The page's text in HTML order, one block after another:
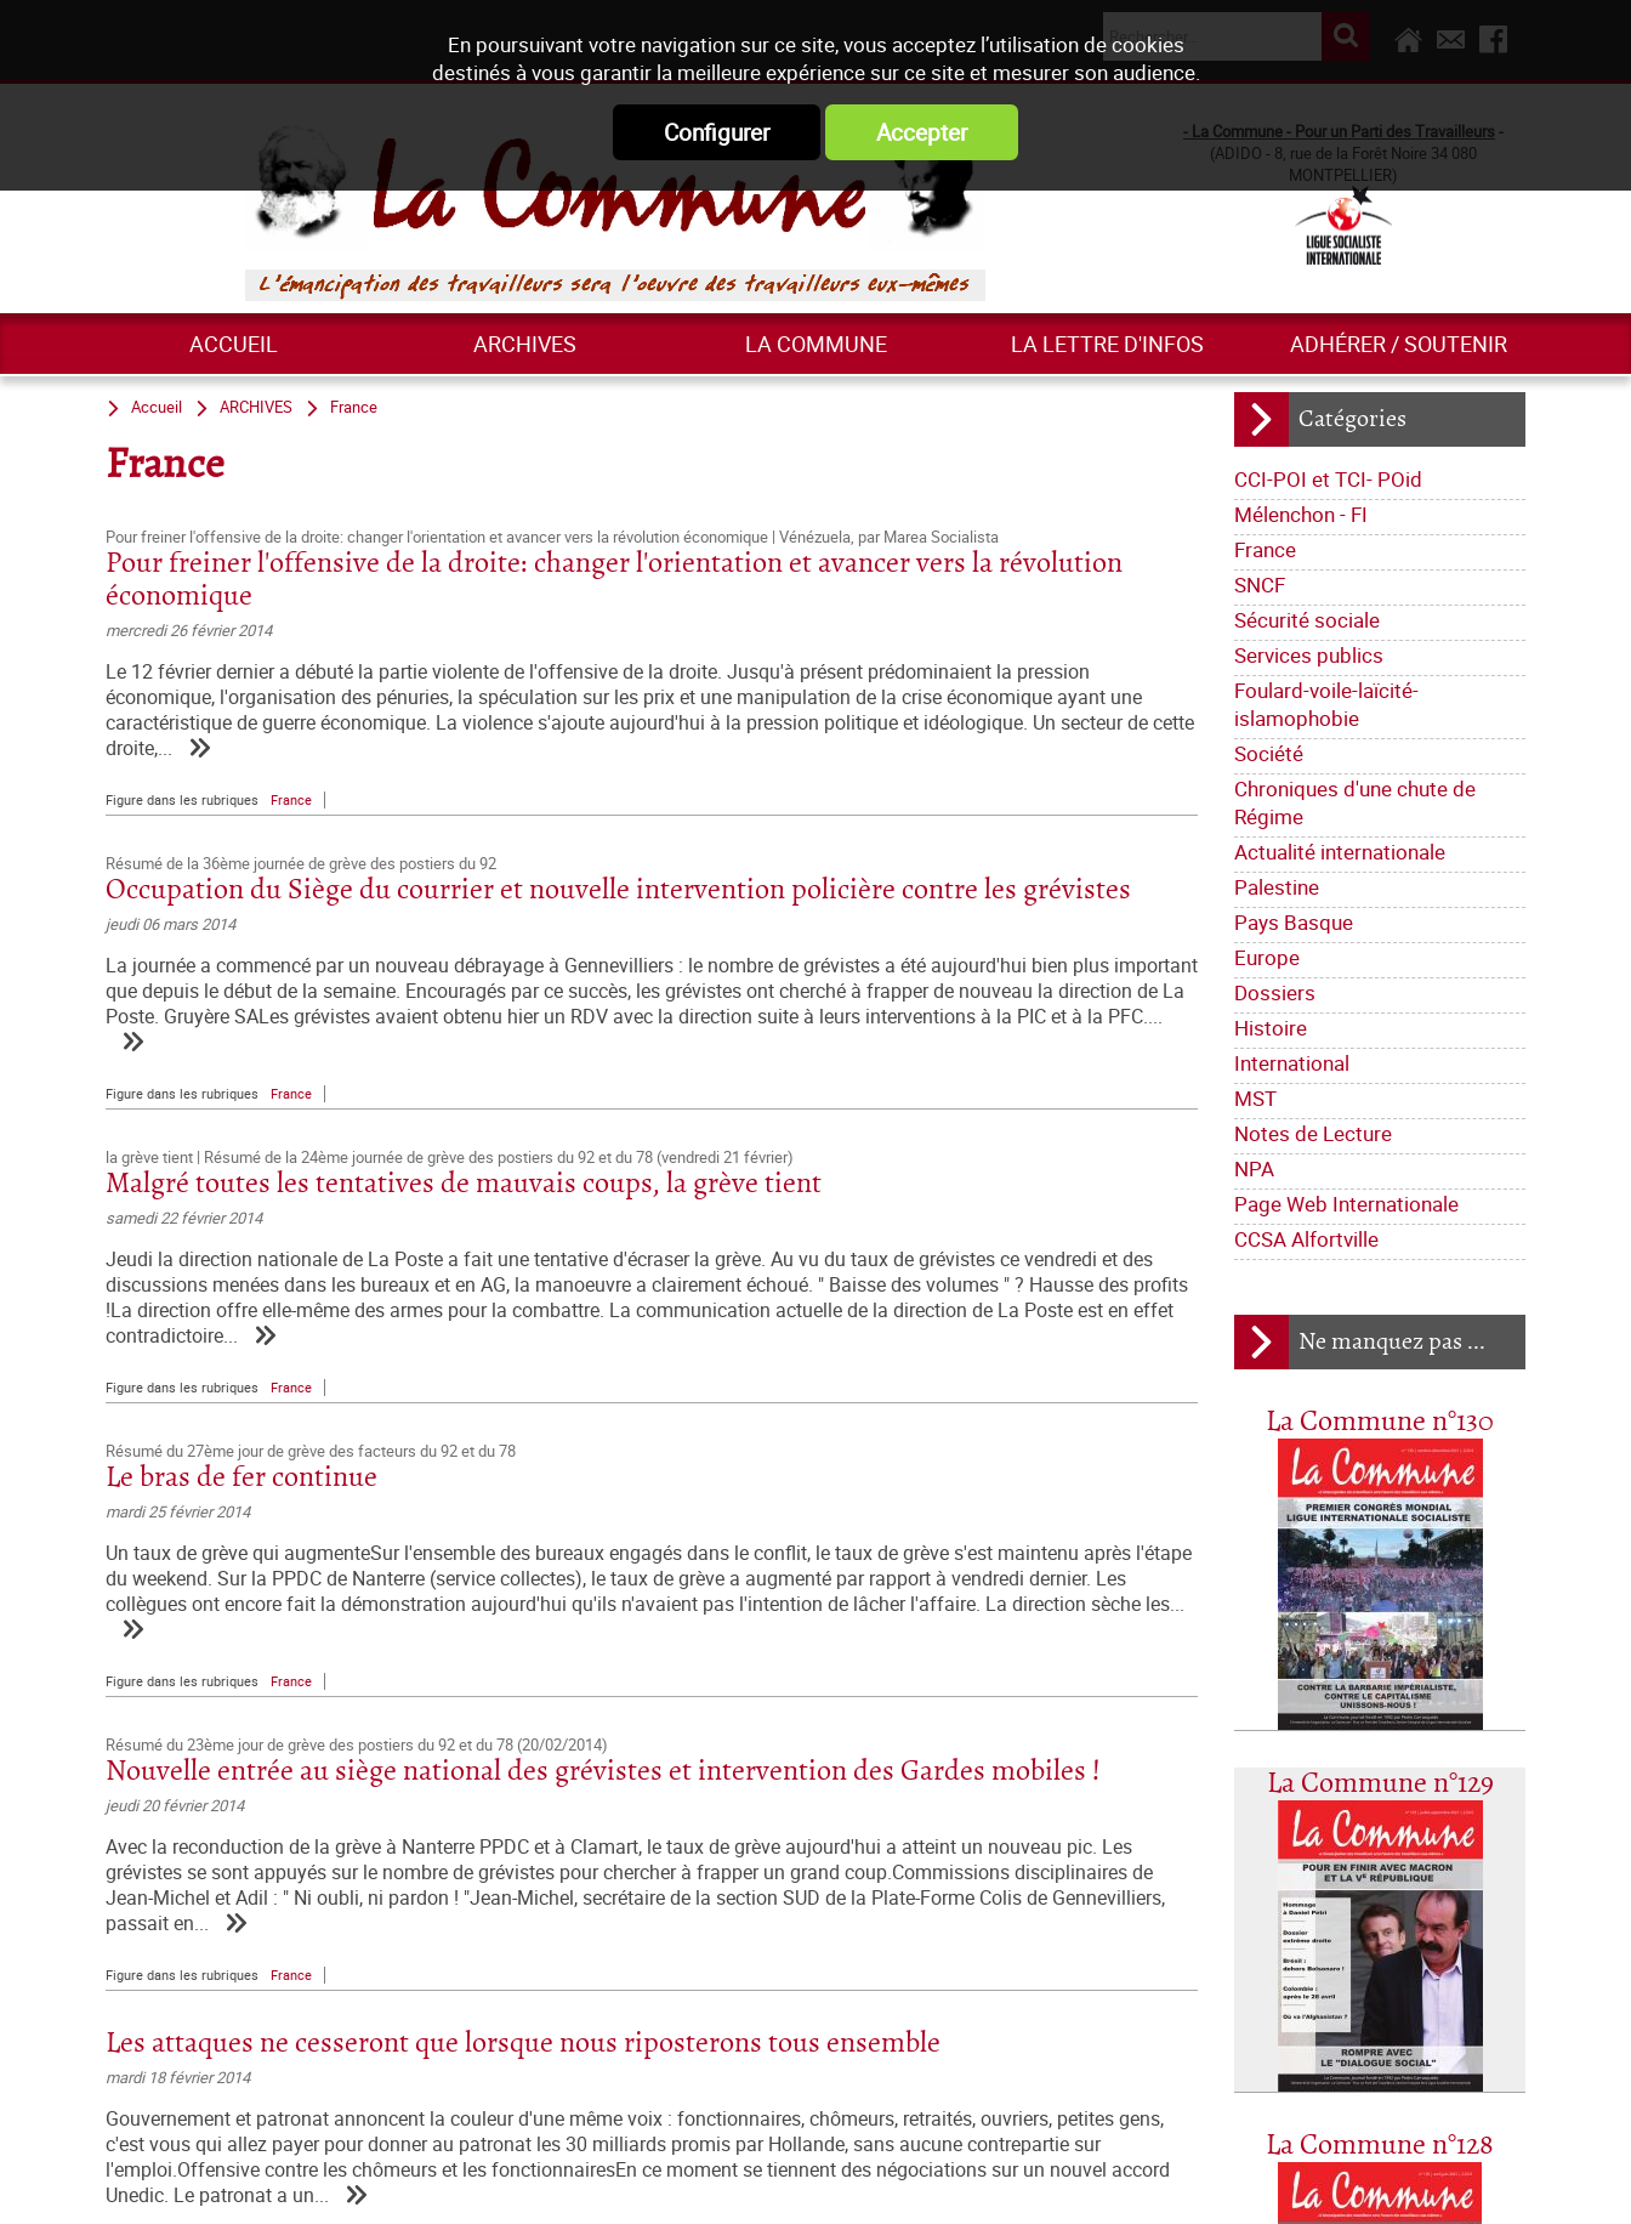
En poursuivant votre navigation sur ce site, vous acceptez l’utilisation de cookies
destinés à vous garantir la meilleure expérience sur ce site et mesurer son audience.
Configurer Accepter - La Commune - Pour un Parti des Travailleurs -
(ADIDO - 8, rue de la Forêt Noire 34 080
MONTPELLIER)
ACCUEIL ARCHIVES LA COMMUNE LA LETTRE D'INFOS ADHÉRER / SOUTENIR
Catégories
CCI-POI et TCI- POid
Mélenchon - FI
France
SNCF
Sécurité sociale
Services publics
Foulard-voile-laïcité-
islamophobie
Société
Chroniques d'une chute de
Régime
Actualité internationale
Palestine
Pays Basque
Europe
Dossiers
Histoire
International
MST
Notes de Lecture
NPA
Page Web Internationale
CCSA Alfortville
Ne manquez pas ...
La Commune n°130
La Commune n°129
La Commune n°128
Accueil ARCHIVES France
France
Pour freiner l'offensive de la droite: changer l'orientation et avancer vers la révolution économique | Vénézuela, par Marea Socialista
Pour freiner l'offensive de la droite: changer l'orientation et avancer vers la révolution
économique
mercredi 26 février 2014
Le 12 février dernier a débuté la partie violente de l'offensive de la droite. Jusqu'à présent prédominaient la pression
économique, l'organisation des pénuries, la spéculation sur les prix et une manipulation de la crise économique ayant une
caractéristique de guerre économique. La violence s'ajoute aujourd'hui à la pression politique et idéologique. Un secteur de cette
droite,...
Figure dans les rubriques France
Résumé de la 36ème journée de grève des postiers du 92
Occupation du Siège du courrier et nouvelle intervention policière contre les grévistes
jeudi 06 mars 2014
La journée a commencé par un nouveau débrayage à Gennevilliers : le nombre de grévistes a été aujourd'hui bien plus important
que depuis le début de la semaine. Encouragés par ce succès, les grévistes ont cherché à frapper de nouveau la direction de La
Poste. Gruyère SALes grévistes avaient obtenu hier un RDV avec la direction suite à leurs interventions à la PIC et à la PFC....
Figure dans les rubriques France
la grève tient | Résumé de la 24ème journée de grève des postiers du 92 et du 78 (vendredi 21 février)
Malgré toutes les tentatives de mauvais coups, la grève tient
samedi 22 février 2014
Jeudi la direction nationale de La Poste a fait une tentative d'écraser la grève. Au vu du taux de grévistes ce vendredi et des
discussions menées dans les bureaux et en AG, la manoeuvre a clairement échoué. " Baisse des volumes " ? Hausse des profits
!La direction offre elle-même des armes pour la combattre. La communication actuelle de la direction de La Poste est en effet
contradictoire...
Figure dans les rubriques France
Résumé du 27ème jour de grève des facteurs du 92 et du 78
Le bras de fer continue
mardi 25 février 2014
Un taux de grève qui augmenteSur l'ensemble des bureaux engagés dans le conflit, le taux de grève s'est maintenu après l'étape
du weekend. Sur la PPDC de Nanterre (service collectes), le taux de grève a augmenté par rapport à vendredi dernier. Les
collègues ont encore fait la démonstration aujourd'hui qu'ils n'avaient pas l'intention de lâcher l'affaire. La direction sèche les...
Figure dans les rubriques France
Résumé du 23ème jour de grève des postiers du 92 et du 78 (20/02/2014)
Nouvelle entrée au siège national des grévistes et intervention des Gardes mobiles !
jeudi 20 février 2014
Avec la reconduction de la grève à Nanterre PPDC et à Clamart, le taux de grève aujourd'hui a atteint un nouveau pic. Les
grévistes se sont appuyés sur le nombre de grévistes pour chercher à frapper un grand coup.Commissions disciplinaires de
Jean-Michel et Adil : " Ni oubli, ni pardon ! "Jean-Michel, secrétaire de la section SUD de la Plate-Forme Colis de Gennevilliers,
passait en...
Figure dans les rubriques France
Les attaques ne cesseront que lorsque nous riposterons tous ensemble
mardi 18 février 2014
Gouvernement et patronat annoncent la couleur d'une même voix : fonctionnaires, chômeurs, retraités, ouvriers, petites gens,
c'est vous qui allez payer pour donner au patronat les 30 milliards promis par Hollande, sans aucune contrepartie sur
l'emploi.Offensive contre les chômeurs et les fonctionnairesEn ce moment se tiennent des négociations sur un nouvel accord
Unedic. Le patronat a un...